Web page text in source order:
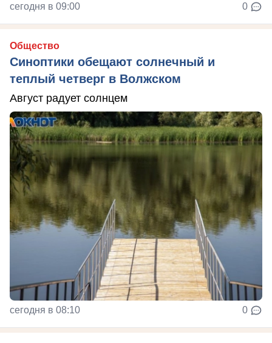
сегодня в 09:00 0
Общество
Синоптики обещают солнечный и
теплый четверг в Волжском
Август радует солнцем
сегодня в 08:10 0